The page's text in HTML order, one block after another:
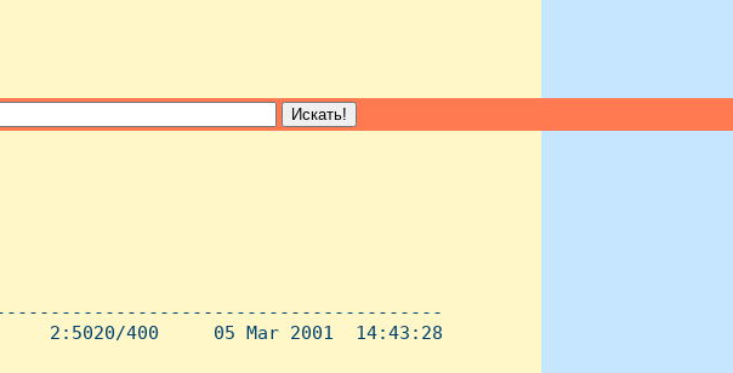
400     05 Mar 2001  14:43:28